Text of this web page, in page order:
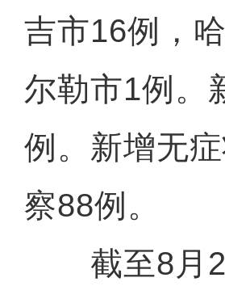
吉市16例，
尔勒市1例。
例。新增无
察88例。
截至8月23